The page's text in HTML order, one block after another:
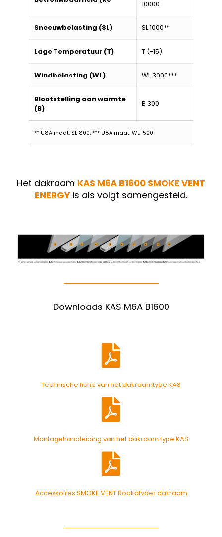
10000
Sneeuwbelasting (SL) SL 1000**
Lage Temperatuur (T) T (-15)
Windbelasting (WL) WL 3000***
Blootstelling aan warmte
(B)
B 300
** U8A maat: SL 800, *** U8A maat: WL 1500
Het dakraam KAS M6A B1600 SMOKE VENT
ENERGY is als volgt samengesteld.
Downloads KAS M6A B1600
Technische fiche van het dakraamtype KAS
Montagehandleiding van het dakraam type KAS
Accessoires SMOKE VENT Rookafvoer dakraam